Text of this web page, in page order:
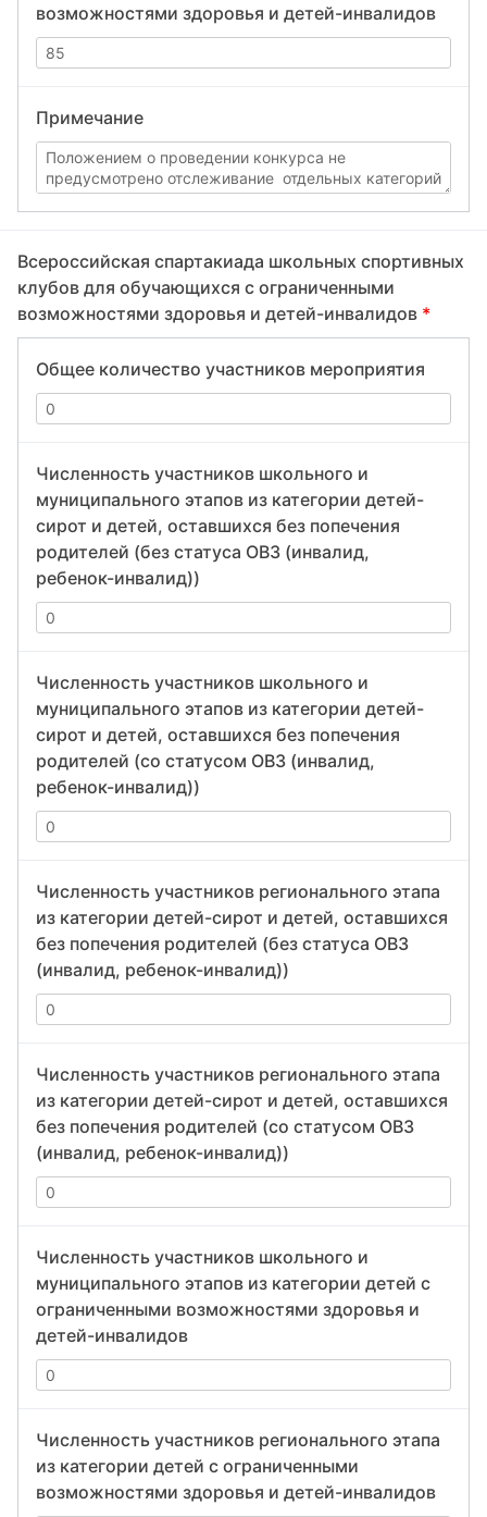
возможностями здоровья и детей-инвалидов
Примечание
Всероссийская спартакиада школьных спортивных
клубов для обучающихся с ограниченными
возможностями здоровья и детей-инвалидов *
Общее количество участников мероприятия
Численность участников школьного и
муниципального этапов из категории детей-
сирот и детей, оставшихся без попечения
родителей (без статуса ОВЗ (инвалид,
ребенок-инвалид))
Численность участников школьного и
муниципального этапов из категории детей-
сирот и детей, оставшихся без попечения
родителей (со статусом ОВЗ (инвалид,
ребенок-инвалид))
Численность участников регионального этапа
из категории детей-сирот и детей, оставшихся
без попечения родителей (без статуса ОВЗ
(инвалид, ребенок-инвалид))
Численность участников регионального этапа
из категории детей-сирот и детей, оставшихся
без попечения родителей (со статусом ОВЗ
(инвалид, ребенок-инвалид))
Численность участников школьного и
муниципального этапов из категории детей с
ограниченными возможностями здоровья и
детей-инвалидов
Численность участников регионального этапа
из категории детей с ограниченными
возможностями здоровья и детей-инвалидов